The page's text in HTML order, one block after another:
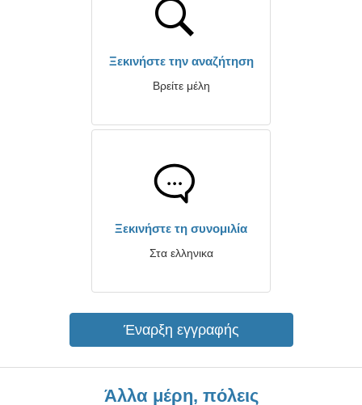
Ξεκινήστε την αναζήτηση
Βρείτε μέλη
Ξεκινήστε τη συνομιλία
Στα ελληνικα
Έναρξη εγγραφής
Άλλα μέρη, πόλεις